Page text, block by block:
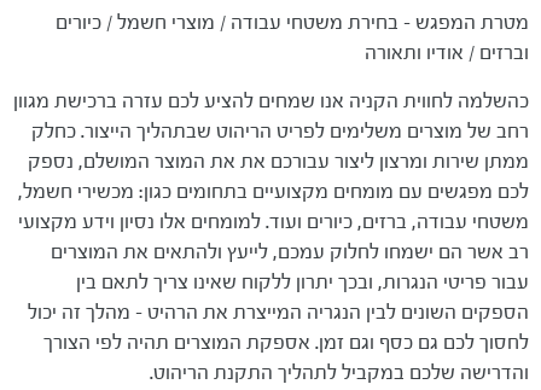
מטרת המפגש - בחירת משטחי עבודה / מוצרי חשמל / כיורים
וברזים / אודיו ותאורה
כהשלמה לחווית הקניה אנו שמחים להציע לכם עזרה ברכישת מגוון
רחב של מוצרים משלימים לפריט הריהוט שבתהליך הייצור. כחלק
ממתן שירות ומרצון ליצור עבורכם את את המוצר המושלם, נספק
לכם מפגשים עם מומחים מקצועיים בתחומים כגון: מכשירי חשמל,
משטחי עבודה, ברזים, כיורים ועוד. למומחים אלו נסיון וידע מקצועי
רב אשר הם ישמחו לחלוק עמכם, לייעץ ולהתאים את המוצרים
עבור פריטי הנגרות, ובכך יתרון ללקוח שאינו צריך לתאם בין
הספקים השונים לבין הנגריה המייצרת את הרהיט - מהלך זה יכול
לחסוך לכם גם כסף וגם זמן. אספקת המוצרים תהיה לפי הצורך
והדרישה שלכם במקביל לתהליך התקנת הריהוט.